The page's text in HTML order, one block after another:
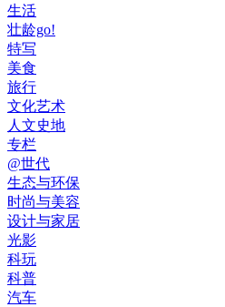
生活
壮龄go!
特写
美食
旅行
文化艺术
人文史地
专栏
@世代
生态与环保
时尚与美容
设计与家居
光影
科玩
科普
汽车